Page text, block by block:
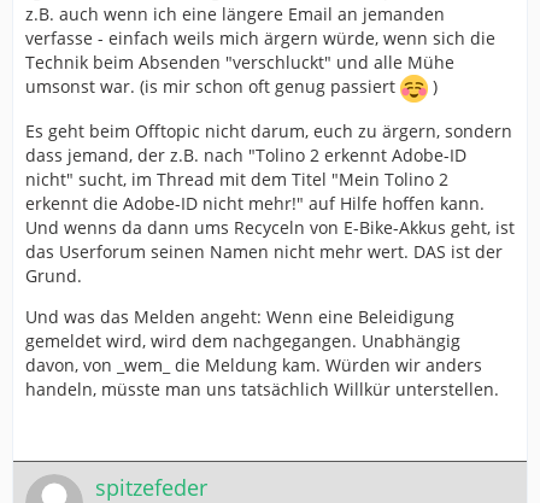
z.B. auch wenn ich eine längere Email an jemanden
verfasse - einfach weils mich ärgern würde, wenn sich die
Technik beim Absenden "verschluckt" und alle Mühe
umsonst war. (is mir schon oft genug passiert
)
Es geht beim Offtopic nicht darum, euch zu ärgern, sondern
dass jemand, der z.B. nach "Tolino 2 erkennt Adobe-ID
nicht" sucht, im Thread mit dem Titel "Mein Tolino 2
erkennt die Adobe-ID nicht mehr!" auf Hilfe hoffen kann.
Und wenns da dann ums Recyceln von E-Bike-Akkus geht, ist
das Userforum seinen Namen nicht mehr wert. DAS ist der
Grund.
Und was das Melden angeht: Wenn eine Beleidigung
gemeldet wird, wird dem nachgegangen. Unabhängig
davon, von _wem_ die Meldung kam. Würden wir anders
handeln, müsste man uns tatsächlich Willkür unterstellen.
spitzefeder